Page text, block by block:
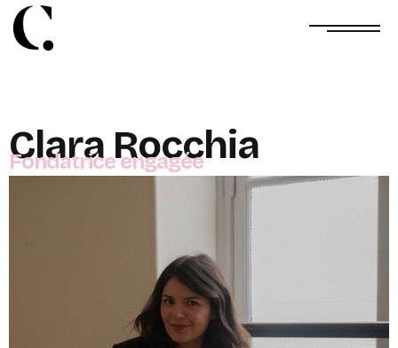
Clara Rocchia
Fondatrice engagée